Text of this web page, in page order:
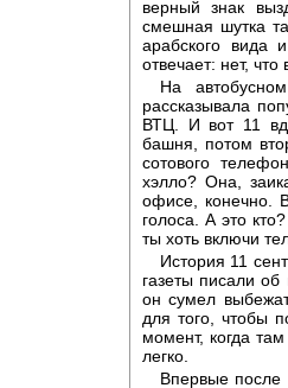
верный знак
смешная шутка
арабского вида
отвечает: нет,
На
рассказывала
ВТЦ. И вот 11
башня, потом
сотового
хэлло? Она,
офисе, конечно.
голоса. А это
ты хоть включи
История 11
газеты писали
он сумел
для того, чтобы
момент, когда
легко.
Впервые после